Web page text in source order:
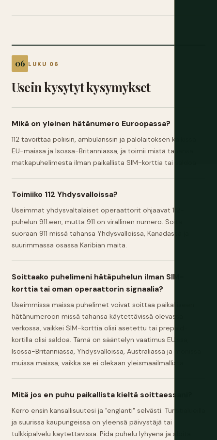
LUKU 06
Usein kysytyt kysymykset
Mikä on yleinen hätänumero Euroopassa?
112 tavoittaa poliisin, ambulanssin ja palolaitoksen kaikissa
EU-maissa ja Isossa-Britanniassa, ja toimii mistä tahansa
matkapuhelimesta ilman paikallista SIM-korttia tai saldoa.
Toimiiko 112 Yhdysvalloissa?
Useimmat yhdysvaltalaiset operaattorit ohjaavat 112-
puhelun 911:een, mutta 911 on virallinen numero. Soita
suoraan 911 missä tahansa Yhdysvalloissa, Kanadassa ja
suurimmassa osassa Karibian maita.
Soittaako puhelimeni hätäpuhelun ilman SIM-
korttia tai oman operaattorin signaalia?
Useimmissa maissa puhelimet voivat soittaa paikalliseen
hätänumeroon missä tahansa käytettävissä olevassa
verkossa, vaikkei SIM-korttia olisi asetettu tai prepaid-
kortilla olisi saldoa. Tämä on sääntelyn vaatimus EU:ssa,
Isossa-Britanniassa, Yhdysvalloissa, Australiassa ja monissa
muissa maissa, vaikka se ei olekaan yleismaailmallista.
Mitä jos en puhu paikallista kieltä soittaessani?
Kerro ensin kansallisuutesi ja "englanti" selvästi. Turistialueilla
ja suurissa kaupungeissa on yleensä päivystäjä tai
tulkkipalvelu käytettävissä. Pidä puhelu lyhyenä ja aloita